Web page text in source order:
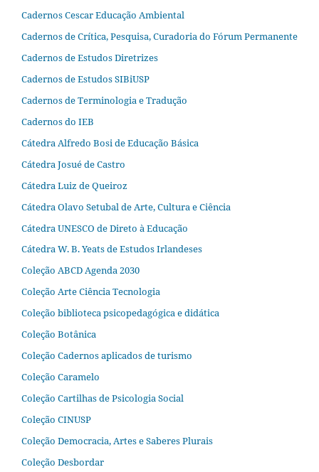
Cadernos Cescar Educação Ambiental
Cadernos de Crítica, Pesquisa, Curadoria do Fórum Permanente
Cadernos de Estudos Diretrizes
Cadernos de Estudos SIBiUSP
Cadernos de Terminologia e Tradução
Cadernos do IEB
Cátedra Alfredo Bosi de Educação Básica
Cátedra Josué de Castro
Cátedra Luiz de Queiroz
Cátedra Olavo Setubal de Arte, Cultura e Ciência
Cátedra UNESCO de Direto à Educação
Cátedra W. B. Yeats de Estudos Irlandeses
Coleção ABCD Agenda 2030
Coleção Arte Ciência Tecnologia
Coleção biblioteca psicopedagógica e didática
Coleção Botânica
Coleção Cadernos aplicados de turismo
Coleção Caramelo
Coleção Cartilhas de Psicologia Social
Coleção CINUSP
Coleção Democracia, Artes e Saberes Plurais
Coleção Desbordar